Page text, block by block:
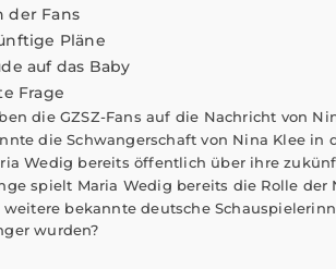
der Fans
Pläne
auf das Baby
Frage
die GZSZ-Fans auf die Nachricht von
die Schwangerschaft von Nina Klee in
Wedig bereits öffentlich über ihre
spielt Maria Wedig bereits die Rolle der
weitere bekannte deutsche
wurden?